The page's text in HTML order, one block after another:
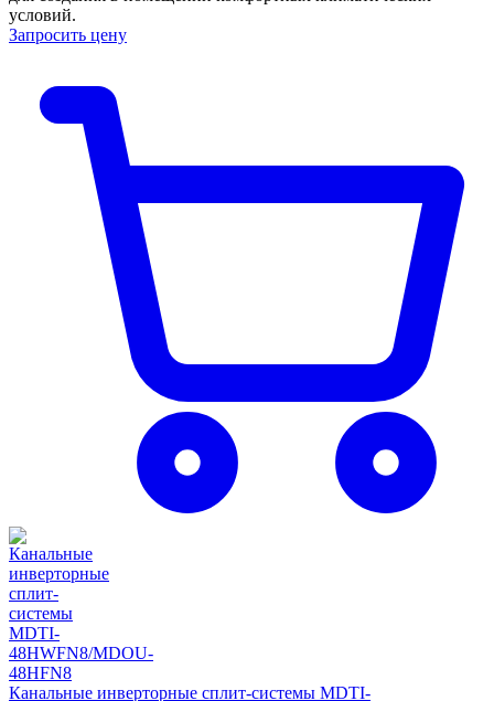
условий.
Запросить цену
Канальные инверторные сплит-системы MDTI-